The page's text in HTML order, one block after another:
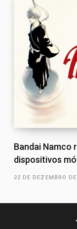
Bandai Namco
dispositivos
22 DE DEZEMBRO